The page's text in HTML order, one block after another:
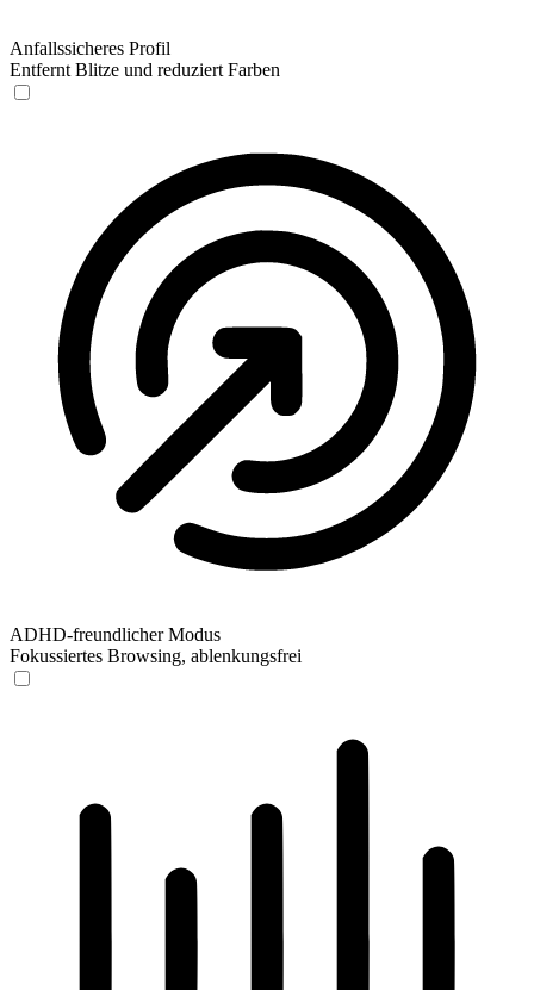
Anfallssicheres Profil
Entfernt Blitze und reduziert Farben
ADHD-freundlicher Modus
Fokussiertes Browsing, ablenkungsfrei